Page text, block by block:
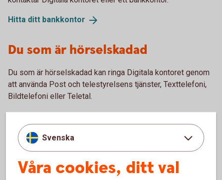
Hitta ditt bankkontor
Du som är hörselskadad
Du som är hörselskadad kan ringa Digitala kontoret genom
att använda Post och telestyrelsens tjänster, Texttelefoni,
Bildtelefoni eller Teletal.
Texttelefoni
Teletal
Svenska
Våra cookies, ditt val